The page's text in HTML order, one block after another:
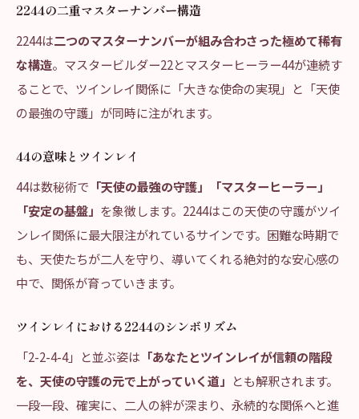
2244の二重マスターナンバー構造
2244は二つのマスターナンバーが組み合わさった極めて稀有
な構造。マスタービルダー22とマスターヒーラー44が連続す
ることで、ツインレイ関係に「大きな使命の実現」と「天使
の最強の守護」が同時に注がれます。
44の意味とツインレイ
44は数秘術で 「天使の最強の守護」「マスターヒーラー」
「安定の基盤」 を象徴します。2244はこの天使の守護がツイ
ンレイ関係に最大限注がれているサインです。困難な時期で
も、天使たちが二人を守り、導いてくれる絶対的な安心感の
中で、関係が育っていきます。
ツインレイにおける2244のシンボリズム
「2-2-4-4」と並ぶ姿は 「あなたとツインレイが信頼の階段
を、天使の守護の元で上がっていく道」 とも解釈されます。
一段一段、確実に、二人の絆が深まり、永続的な関係へと進